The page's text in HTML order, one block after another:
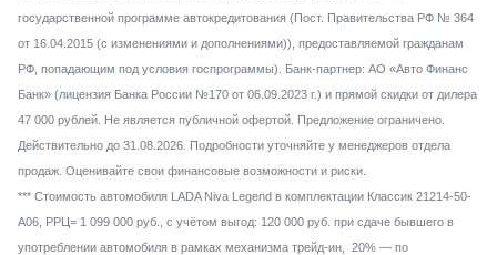
государственной программе автокредитования (Пост. Правительства РФ № 364
от 16.04.2015 (с изменениями и дополнениями)), предоставляемой гражданам
РФ, попадающим под условия госпрограммы). Банк-партнер: АО «Авто Финанс
Банк» (лицензия Банка России №170 от 06.09.2023 г.) и прямой скидки от дилера
47 000 рублей. Не является публичной офертой. Предложение ограничено.
Действительно до 31.08.2026. Подробности уточняйте у менеджеров отдела
продаж. Оценивайте свои финансовые возможности и риски.
*** Стоимость автомобиля LADA Niva Legend в комплектации Классик 21214-50-
A06, РРЦ= 1 099 000 руб., с учётом выгод: 120 000 руб. при сдаче бывшего в
употреблении автомобиля в рамках механизма трейд-ин, 20% — по